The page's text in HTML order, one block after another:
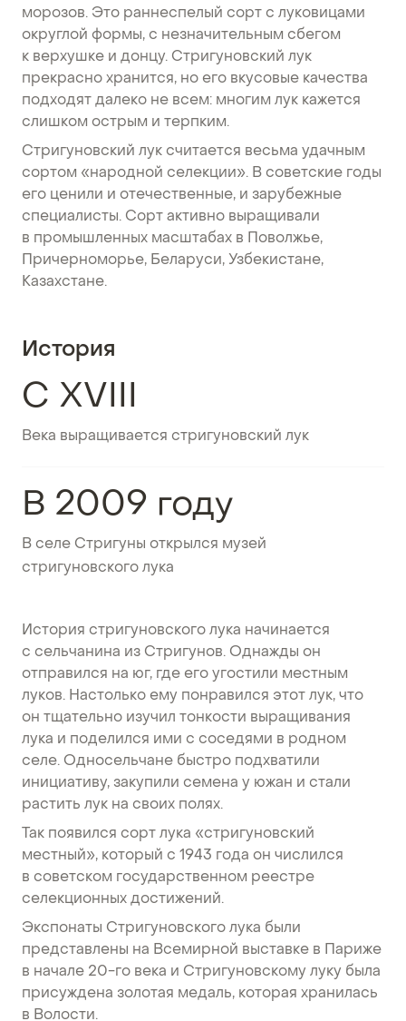
морозов. Это раннеспелый сорт с луковицами
округлой формы, с незначительным сбегом
к верхушке и донцу. Стригуновский лук
прекрасно хранится, но его вкусовые качества
подходят далеко не всем: многим лук кажется
слишком острым и терпким.
Стригуновский лук считается весьма удачным
сортом «народной селекции». В советские годы
его ценили и отечественные, и зарубежные
специалисты. Сорт активно выращивали
в промышленных масштабах в Поволжье,
Причерноморье, Беларуси, Узбекистане,
Казахстане.
История
С XVIII
Века выращивается стригуновский лук
В 2009 году
В селе Стригуны открылся музей
стригуновского лука
История стригуновского лука начинается
с сельчанина из Стригунов. Однажды он
отправился на юг, где его угостили местным
луков. Настолько ему понравился этот лук, что
он тщательно изучил тонкости выращивания
лука и поделился ими с соседями в родном
селе. Односельчане быстро подхватили
инициативу, закупили семена у южан и стали
растить лук на своих полях.
Так появился сорт лука «cтригуновский
местный», который с 1943 года он числился
в советском государственном реестре
селекционных достижений.
Экспонаты Стригуновского лука были
представлены на Всемирной выставке в Париже
в начале 20-го века и Стригуновскому луку была
присуждена золотая медаль, которая хранилась
в Волости.